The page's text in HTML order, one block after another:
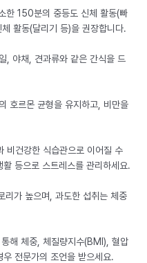
한 150분의 중등도 신체 활동(빠
활동(달리기 등)을 권장합니다.
, 야채, 견과류와 같은 간식을 드
호르몬 균형을 유지하고, 비만을
비건강한 식습관으로 이어질 수
등으로 스트레스를 관리하세요.
리가 높으며, 과도한 섭취는 체중
해 체중, 체질량지수(BMI), 혈압
전문가의 조언을 받으세요.